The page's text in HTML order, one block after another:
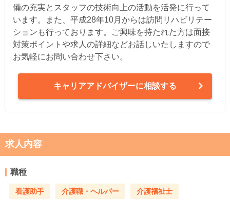
備の充実とスタッフの技術向上の活動を活発に行って
います。また、平成28年10月からは訪問リハビリテー
ションも行っております。ご興味を持たれた方は面接
対策ポイントや求人の詳細などお話しいたしますので
お気軽にお問い合わせ下さい。
キャリアアドバイザーに相談する
求人内容
職種
看護助手 介護職・ヘルパー 介護福祉士